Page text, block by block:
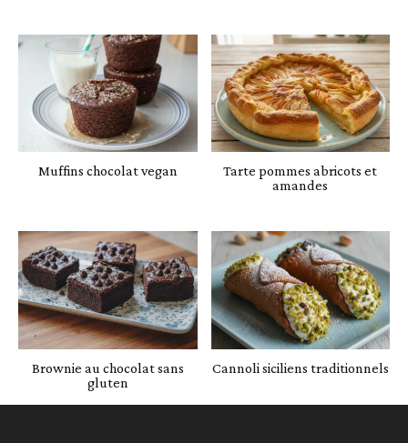
Muffins chocolat vegan
Tarte pommes abricots et
amandes
Brownie au chocolat sans
gluten
Cannoli siciliens traditionnels